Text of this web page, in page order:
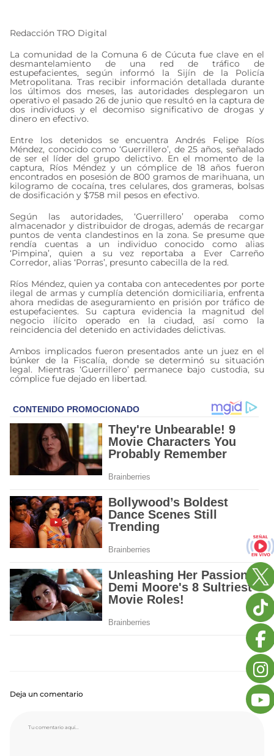
Redacción TRO Digital
La comunidad de la Comuna 6 de Cúcuta fue clave en el
desmantelamiento de una red de tráfico de
estupefacientes, según informó la Sijín de la Policía
Metropolitana. Tras recibir información detallada durante
los últimos dos meses, las autoridades desplegaron un
operativo el pasado 26 de junio que resultó en la captura de
dos individuos y el decomiso significativo de drogas y
dinero en efectivo.
Entre los detenidos se encuentra Andrés Felipe Ríos
Méndez, conocido como ‘Guerrillero’, de 25 años, señalado
de ser el líder del grupo delictivo. En el momento de la
captura, Ríos Méndez y un cómplice de 18 años fueron
encontrados en posesión de 800 gramos de marihuana, un
kilogramo de cocaína, tres celulares, dos grameras, bolsas
de dosificación y $758 mil pesos en efectivo.
Según las autoridades, ‘Guerrillero’ operaba como
almacenador y distribuidor de drogas, además de recargar
puntos de venta clandestinos en la zona. Se presume que
rendía cuentas a un individuo conocido como alias
‘Pimpina’, quien a su vez reportaba a Ever Carreño
Corredor, alias ‘Porras’, presunto cabecilla de la red.
Ríos Méndez, quien ya contaba con antecedentes por porte
ilegal de armas y cumplía detención domiciliaria, enfrenta
ahora medidas de aseguramiento en prisión por tráfico de
estupefacientes. Su captura evidencia la magnitud del
negocio ilícito operado en la ciudad, así como la
reincidencia del detenido en actividades delictivas.
Ambos implicados fueron presentados ante un juez en el
búnker de la Fiscalía, donde se determinó su situación
legal. Mientras ‘Guerrillero’ permanece bajo custodia, su
cómplice fue dejado en libertad.
Deja un comentario